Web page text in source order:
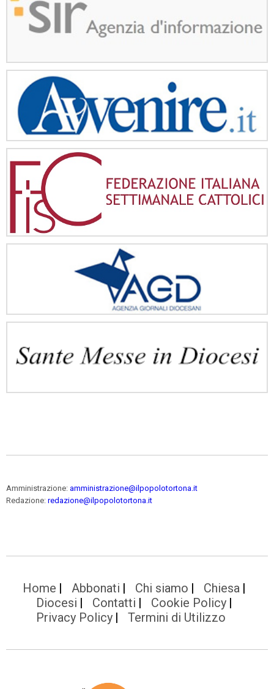
Amministrazione: amministrazione@ilpopolotortona.it
Redazione: redazione@ilpopolotortona.it
Home Abbonati Chi siamo
Chiesa
Diocesi
Contatti
Cookie Policy
Privacy Policy
Termini di Utilizzo